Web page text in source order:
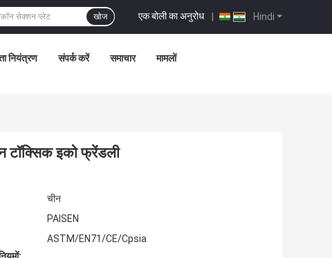
Hindi
एक बोली का अनुरोध |
खोज
नियंत्रण संपर्क करें समाचार मामलों
टॉक्सिक इको फ्रेंडली
चीन
PAISEN
ASTM/EN71/CE/Cpsia